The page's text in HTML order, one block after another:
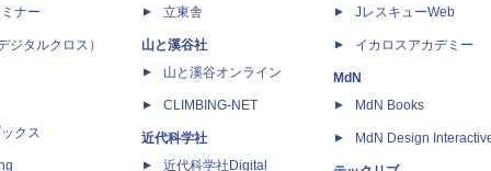
ナー
ジタルクロス）
クス
立東舎
山と溪谷社
山と溪谷オンライン
CLIMBING-NET
近代科学社
近代科学社Digital
JレスキューWeb
イカロスアカデミー
MdN
MdN Books
MdN Design